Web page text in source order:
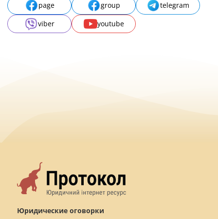
page group
telegram
viber
youtube
Юридические оговорки